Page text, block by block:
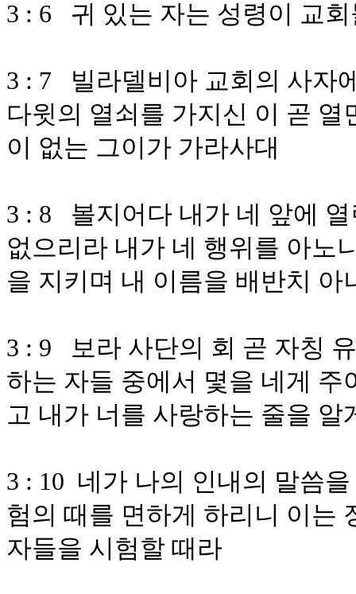
3 : 6 귀 있는 자는 성령이 교
3 : 7 빌라델비아 교회의 사자
다윗의 열쇠를 가지신 이 곧
이 없는 그이가 가라사대
3 : 8 볼지어다 내가 네 앞에
없으리라 내가 네 행위를 아노
을 지키며 내 이름을 배반치 아
3 : 9 보라 사단의 회 곧 자칭
하는 자들 중에서 몇을 네게
고 내가 너를 사랑하는 줄을 알
3 : 10 네가 나의 인내의 말씀
험의 때를 면하게 하리니 이는
자들을 시험할 때라